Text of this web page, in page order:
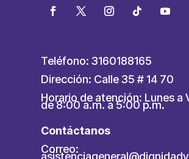
Teléfono: 3160188165
Dirección: Calle 35 # 14 70
Horario de atención: Lunes a
de 8:00 a.m. a 5:00 p.m.
Contáctanos
Correo: